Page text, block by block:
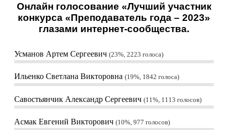
Онлайн голосование «Лучший участник
конкурса «Преподаватель года – 2023»
глазами интернет-сообщества.
Усманов Артем Сергеевич 23%, 2223 голоса
Ильенко Светлана Викторовна 19%, 1842 голоса
Савостьянчик Александр Сергеевич 11%, 1113 голосов
Асмак Евгений Викторович 10%, 977 голосов